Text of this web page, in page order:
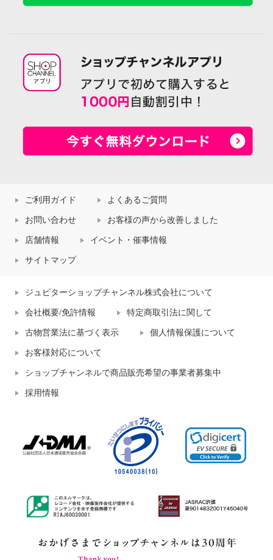
ご利用ガイド よくあるご質問
お問い合わせ お客様の声から改善しました
店舗情報 イベント・催事情報
サイトマップ
ジュピターショップチャンネル株式会社について
会社概要/免許情報 特定商取引法に関して
古物営業法に基づく表示 個人情報保護について
お客様対応について
ショップチャンネルで商品販売希望の事業者募集中
採用情報